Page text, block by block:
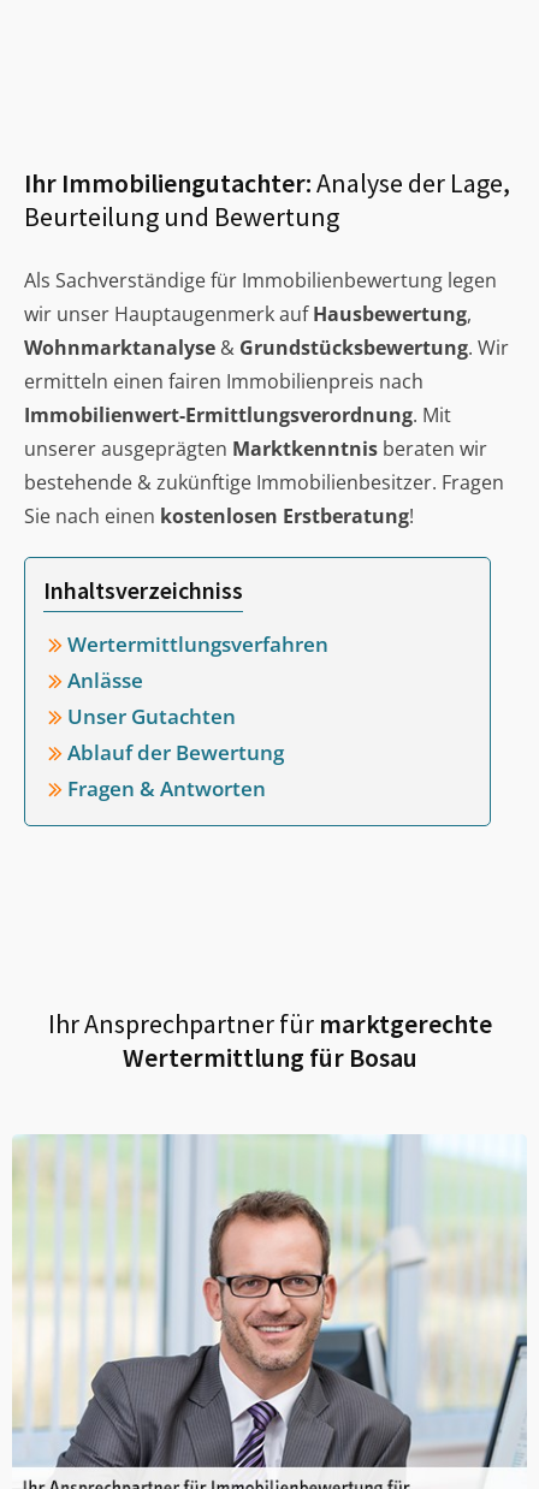
Ihr Immobiliengutachter:Analyse der Lage,
Beurteilung und Bewertung
Als Sachverständige für Immobilienbewertung legen
wir unser Hauptaugenmerk aufHausbewertung,
Wohnmarktanalyse & Grundstücksbewertung. Wir
ermitteln einen fairen Immobilienpreis nach
Immobilienwert-Ermittlungsverordnung. Mit
unserer ausgeprägten Marktkenntnis beraten wir
bestehende & zukünftige Immobilienbesitzer. Fragen
Sie nach einen kostenlosen Erstberatung!
Inhaltsverzeichniss
Wertermittlungsverfahren
Anlässe
Unser Gutachten
Ablauf der Bewertung
Fragen & Antworten
Ihr Ansprechpartner fürmarktgerechte
Wertermittlung für Bosau